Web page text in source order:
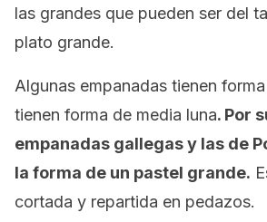
las grandes que pueden ser del
plato grande.
Algunas empanadas tienen
tienen forma de media luna. Por
empanadas gallegas y las de
la forma de un pastel grande.
cortada y repartida en pedazos.